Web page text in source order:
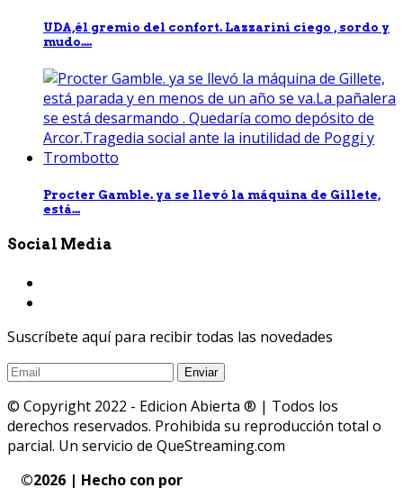
UDA,él gremio del confort. Lazzarini ciego , sordo y
mudo....
Procter Gamble. ya se llevó la máquina de Gillete,
está...
Social Media
Suscríbete aquí para recibir todas las novedades
© Copyright 2022 - Edicion Abierta ® | Todos los
derechos reservados. Prohibida su reproducción total o
parcial. Un servicio de QueStreaming.com
©2026 | Hecho con por